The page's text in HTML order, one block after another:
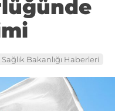
Sağlık Bakanlığı Haberleri